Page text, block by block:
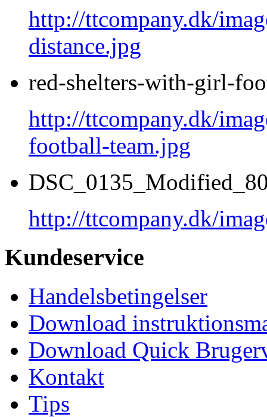
http://ttcompany.dk/
distance.jpg
red-shelters-with-girl-
http://ttcompany.dk/
football-team.jpg
http://ttcompany.dk/
Kundeservice
Handelsbetingelser
Download
Download Quick
Kontakt
Tips